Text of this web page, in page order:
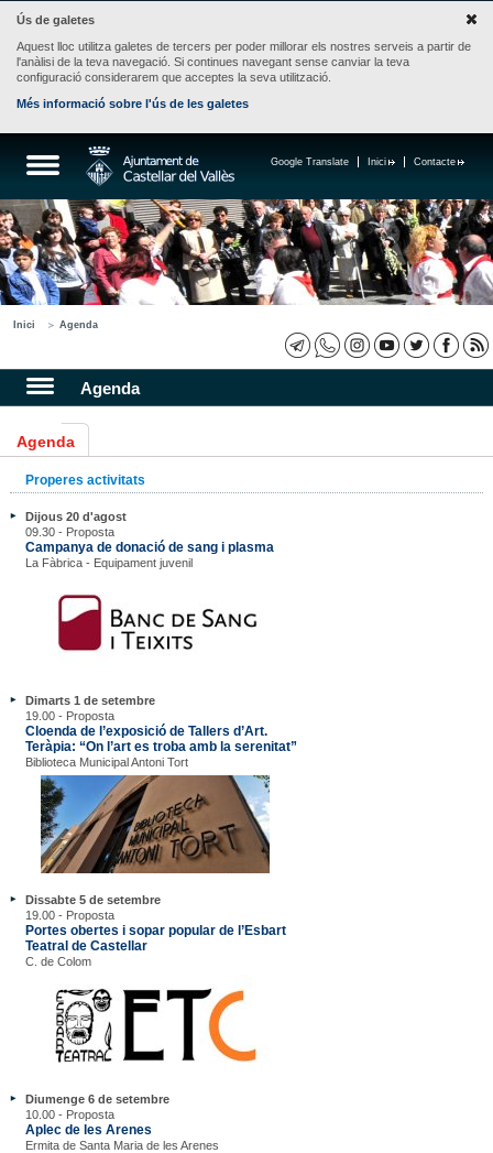
Ús de galetes
Aquest lloc utilitza galetes de tercers per poder millorar els nostres serveis a partir de
l'anàlisi de la teva navegació. Si continues navegant sense canviar la teva
configuració considerarem que acceptes la seva utilització.
Més informació sobre l'ús de les galetes
Contacte
Inici
Google Translate
Inici Agenda
Agenda
Agenda
Properes activitats
Dijous 20 d'agost
09.30 - Proposta
Campanya de donació de sang i plasma
La Fàbrica - Equipament juvenil
Dimarts 1 de setembre
19.00 - Proposta
Cloenda de l’exposició de Tallers d’Art.
Teràpia: “On l’art es troba amb la serenitat”
Biblioteca Municipal Antoni Tort
Dissabte 5 de setembre
19.00 - Proposta
Portes obertes i sopar popular de l’Esbart
Teatral de Castellar
C. de Colom
Diumenge 6 de setembre
10.00 - Proposta
Aplec de les Arenes
Ermita de Santa Maria de les Arenes